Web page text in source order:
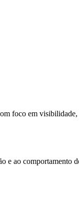
foco em
ao comportamento